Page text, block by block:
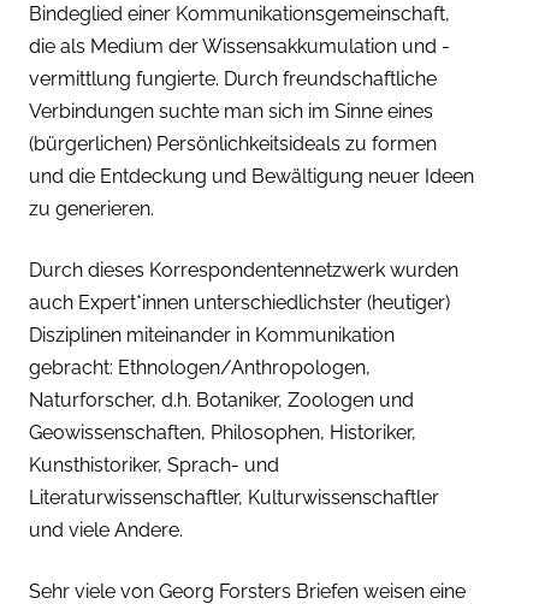
Bindeglied einer Kommunikationsgemeinschaft,
die als Medium der Wissensakkumulation und -
vermittlung fungierte. Durch freundschaftliche
Verbindungen suchte man sich im Sinne eines
(bürgerlichen) Persönlichkeitsideals zu formen
und die Entdeckung und Bewältigung neuer Ideen
zu generieren.
Durch dieses Korrespondentennetzwerk wurden
auch Expert*innen unterschiedlichster (heutiger)
Disziplinen miteinander in Kommunikation
gebracht: Ethnologen/Anthropologen,
Naturforscher, d.h. Botaniker, Zoologen und
Geowissenschaften, Philosophen, Historiker,
Kunsthistoriker, Sprach- und
Literaturwissenschaftler, Kulturwissenschaftler
und viele Andere.
Sehr viele von Georg Forsters Briefen weisen eine